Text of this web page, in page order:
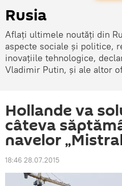
Rusia
Aflați ultimele noutăți din
aspecte sociale și politice,
inovațiile tehnologice,
Vladimir Putin, și ale altor
Hollande va
câteva
navelor
18:46 28.07.2015